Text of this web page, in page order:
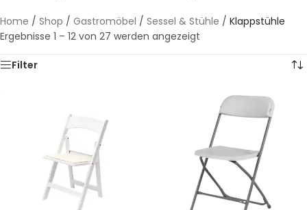
Home / Shop / Gastromöbel / Sessel & Stühle / Klappstühle
Ergebnisse 1 – 12 von 27 werden angezeigt
Filter